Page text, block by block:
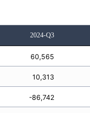
2024-Q3
60,565
10,313
-86,742